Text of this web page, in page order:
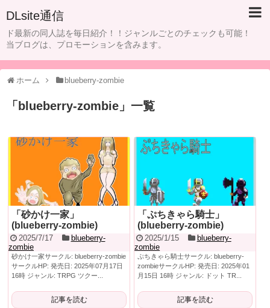
DLsite通信
ド最新の同人誌を毎日紹介！！ジャンルごとのチェックも可能！
当ブログは、プロモーションを含みます。
ホーム blueberry-zombie
「 blueberry-zombie 」 一覧
「砂かけ一家」
(blueberry-zombie)
2025/7/17
blueberry-
zombie
砂かけ一家サークル: blueberry-zombie
サークルHP: 発売日: 2025年07月17日
16時 ジャンル: TRPG ツクー...
記事を読む
「ぷちきゃら騎士」
(blueberry-zombie)
2025/1/15
blueberry-
zombie
ぷちきゃら騎士サークル: blueberry-
zombieサークルHP: 発売日: 2025年01
月15日 16時 ジャンル: ドット TR...
記事を読む